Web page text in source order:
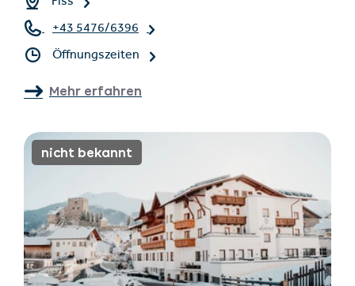
+43 5476/6396
Öffnungszeiten
Mehr erfahren
nicht bekannt